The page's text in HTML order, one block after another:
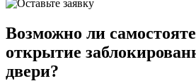
Возможно ли
открытие
двери?